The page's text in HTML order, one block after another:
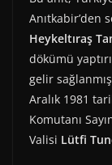
Anıtkabir’den
Heykeltıraş
dökümü
gelir
Aralık 1981
Komutanı
Valisi Lütfi